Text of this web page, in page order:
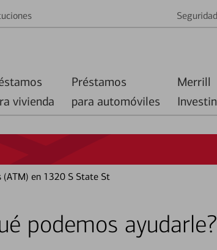
Seguridad
vivienda
Préstamos
para automóviles
Merrill
(ATM) en 1320 S State St
podemos ayudarle?